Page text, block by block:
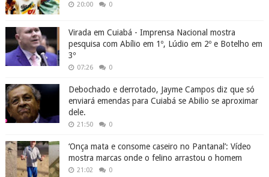
20:00 0
Virada em Cuiabá - Imprensa Nacional mostra
pesquisa com Abílio em 1º, Lúdio em 2º e Botelho em
3º
07:26 0
Debochado e derrotado, Jayme Campos diz que só
enviará emendas para Cuiabá se Abilio se aproximar
dele.
21:50 0
‘Onça mata e consome caseiro no Pantanal’: Vídeo
mostra marcas onde o felino arrastou o homem
21:02 0